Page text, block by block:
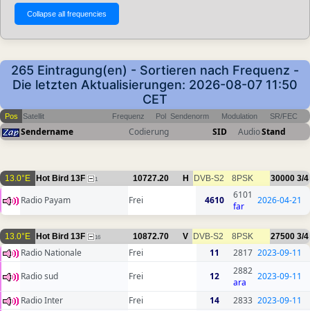
265 Eintragung(en) - Sortieren nach Frequenz -
Die letzten Aktualisierungen: 2026-08-07 11:50
CET
Pos Satellit Frequenz Pol Sendenorm Modulation SR/FEC
Sendername Codierung SID AudioStand
13.0°E Hot Bird 13F 1 10727.20 H DVB-S2 8PSK 30000 3/4
Radio Payam Frei 4610
6101
far
2026-04-21
13.0°E Hot Bird 13F 16 10872.70 V DVB-S2 8PSK 27500 3/4
Radio Nationale Frei 11 2817 2023-09-11
Radio sud
Frei 12
2882
ara
2023-09-11
Radio Inter Frei 14 2833 2023-09-11